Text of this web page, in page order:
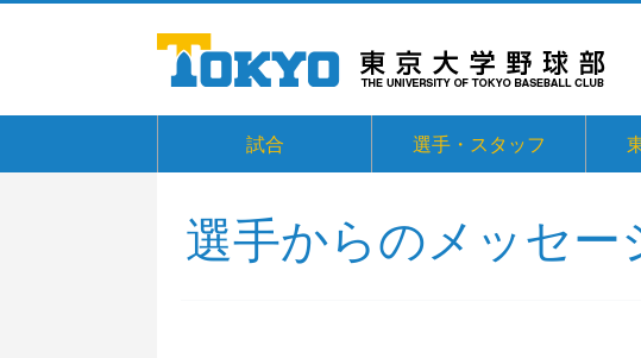
試合 選手・スタッフ
選手からのメッセー